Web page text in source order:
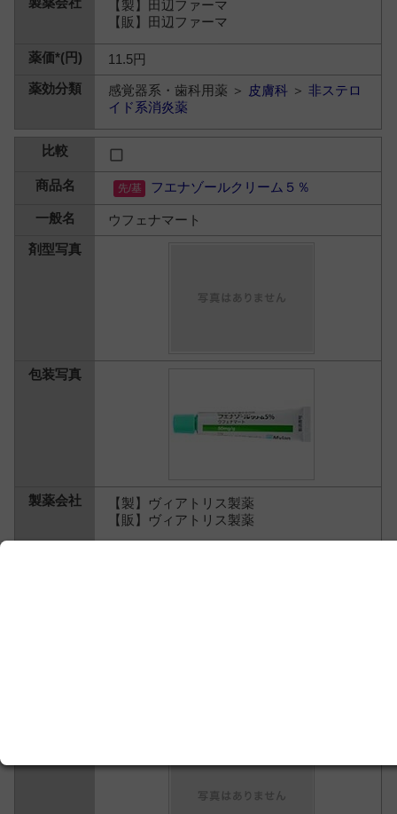
【製】田辺ファーマ
【販】田辺ファーマ
11.5円
感覚器系・歯科用薬 ＞ 皮膚科 ＞非ステロ
イド系消炎薬
フエナゾールクリーム５％
ウフェナマート
【製】ヴィアトリス製薬
【販】ヴィアトリス製薬